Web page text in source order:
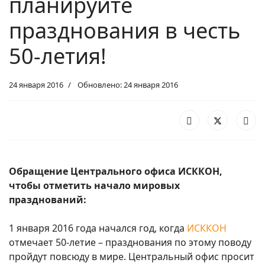
празднования в честь
50-летия!
24 января 2016 Обновлено: 24 января 2016
Обращение Центрального офиса ИСККОН,
чтобы отметить начало мировых
празднований:
1 января 2016 года начался год, когда ИСККОН
отмечает 50-летие – празднования по этому поводу
пройдут повсюду в мире. Центральный офис просит